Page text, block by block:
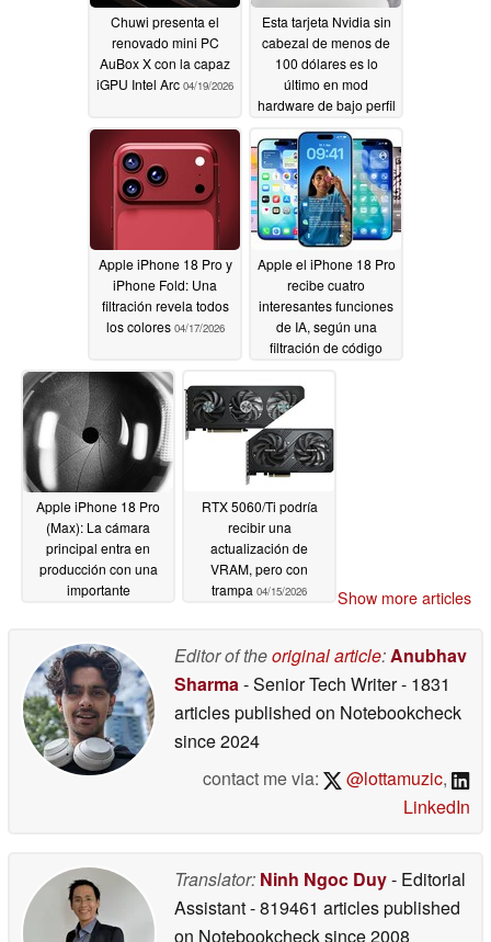
Chuwi presenta el
renovado mini PC
AuBox X con la capaz
iGPU Intel Arc 04/19/2026
Esta tarjeta Nvidia sin
cabezal de menos de
100 dólares es lo
último en mod
hardware de bajo perfil
Apple iPhone 18 Pro y
iPhone Fold: Una
filtración revela todos
los colores 04/17/2026
Apple el iPhone 18 Pro
recibe cuatro
interesantes funciones
de IA, según una
filtración de código
Apple iPhone 18 Pro
(Max): La cámara
principal entra en
producción con una
importante
RTX 5060/Ti podría
recibir una
actualización de
VRAM, pero con
trampa 04/15/2026 Show more articles
Editor of theoriginal article:Anubhav
Sharma- Senior Tech Writer- 1831
articles published on Notebookcheck
since 2024
contact me via:
@lottamuzic,
LinkedIn
Translator: Ninh Ngoc Duy- Editorial
Assistant- 819461 articles published
on Notebookchecksince 2008